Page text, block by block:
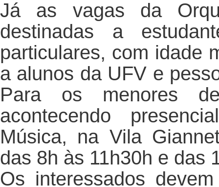
Já as vagas da
destinadas a
particulares, com idade
a alunos da UFV e
Para os menores
acontecendo
Música, na Vila
das 8h às 11h30h e das
Os interessados